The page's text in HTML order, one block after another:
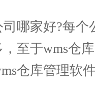
家好?每个
至于wms仓
仓库管理软件